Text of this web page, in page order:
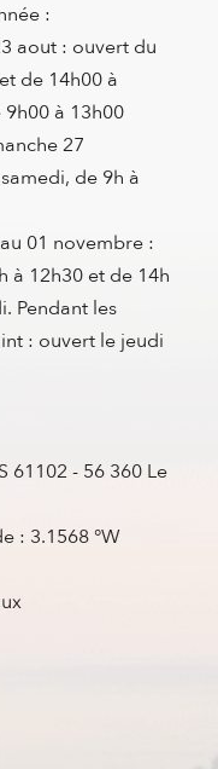
:
aout : ouvert du
de 14h00 à
à 13h00
27
de 9h à
01 novembre :
à 12h30 et de 14h
Pendant les
: ouvert le jeudi
61102 - 56 360 Le
: 3.1568 °W